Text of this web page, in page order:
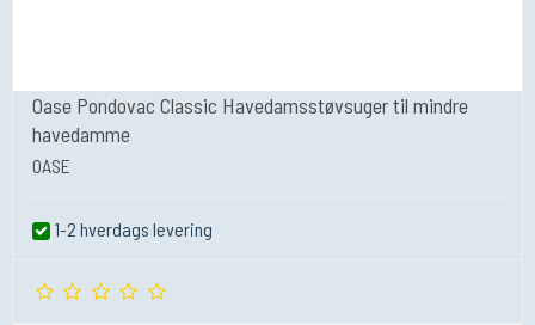
Oase Pondovac Classic Havedamsstøvsuger til mindre
havedamme
OASE
1-2 hverdags levering